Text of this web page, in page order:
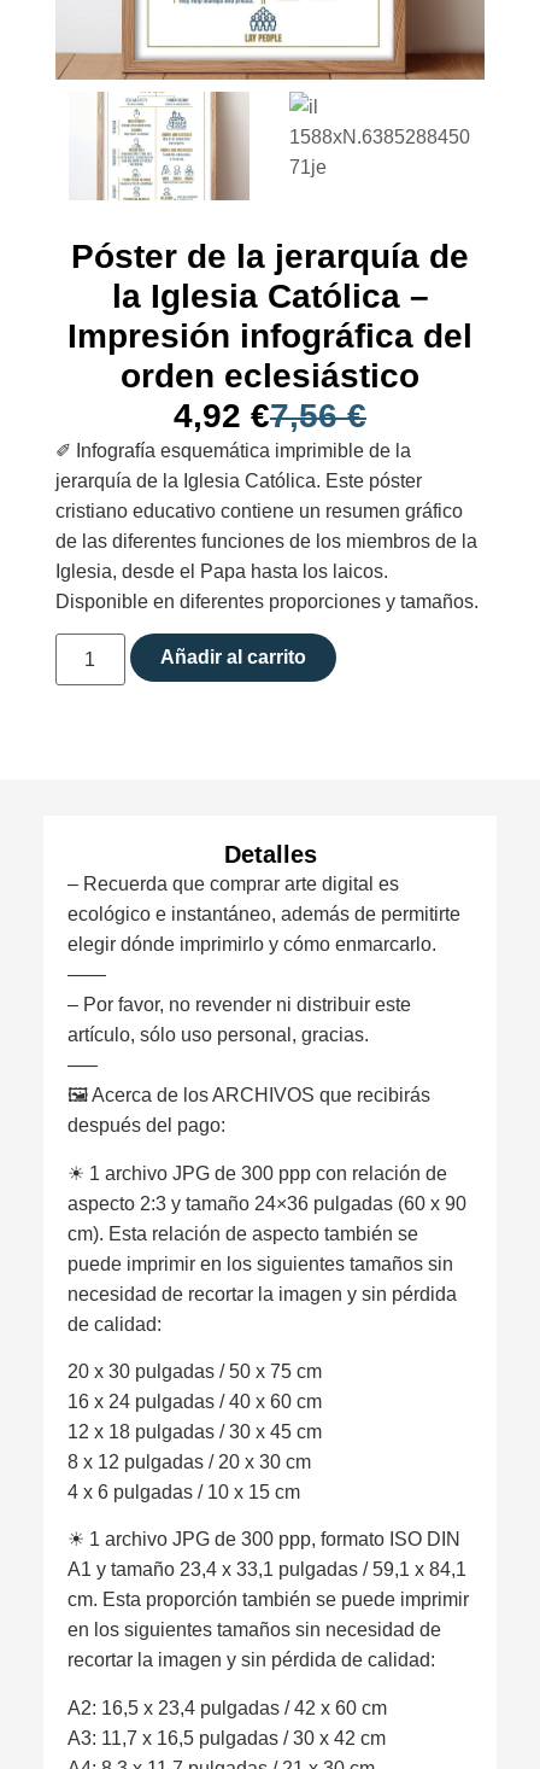
Póster de la jerarquía de
la Iglesia Católica –
Impresión infográfica del
orden eclesiástico
7,56€
4,92 €
✐ Infografía esquemática imprimible de la
jerarquía de la Iglesia Católica. Este póster
cristiano educativo contiene un resumen gráfico
de las diferentes funciones de los miembros de la
Iglesia, desde el Papa hasta los laicos.
Disponible en diferentes proporciones y tamaños.
Añadir al carrito
Detalles
– Recuerda que comprar arte digital es
ecológico e instantáneo, además de permitirte
elegir dónde imprimirlo y cómo enmarcarlo.
——
– Por favor, no revender ni distribuir este
artículo, sólo uso personal, gracias.
—–
🖼 Acerca de los ARCHIVOS que recibirás
después del pago:
☀︎ 1 archivo JPG de 300 ppp con relación de
aspecto 2:3 y tamaño 24×36 pulgadas (60 x 90
cm). Esta relación de aspecto también se
puede imprimir en los siguientes tamaños sin
necesidad de recortar la imagen y sin pérdida
de calidad:
20 x 30 pulgadas / 50 x 75 cm
16 x 24 pulgadas / 40 x 60 cm
12 x 18 pulgadas / 30 x 45 cm
8 x 12 pulgadas / 20 x 30 cm
4 x 6 pulgadas / 10 x 15 cm
☀︎ 1 archivo JPG de 300 ppp, formato ISO DIN
A1 y tamaño 23,4 x 33,1 pulgadas / 59,1 x 84,1
cm. Esta proporción también se puede imprimir
en los siguientes tamaños sin necesidad de
recortar la imagen y sin pérdida de calidad:
A2: 16,5 x 23,4 pulgadas / 42 x 60 cm
A3: 11,7 x 16,5 pulgadas / 30 x 42 cm